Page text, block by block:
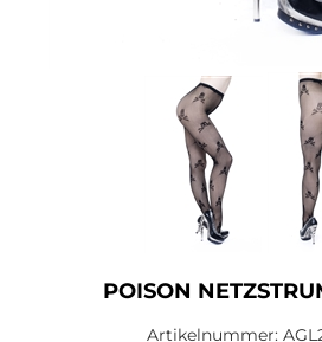
POISON
Artikelnummer: